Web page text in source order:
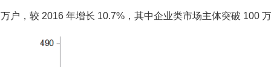
万户，较 2016 年增长 10.7%，其中企业类市场主体突破 100